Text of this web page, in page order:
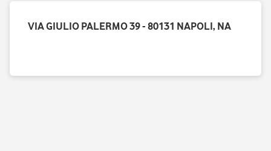
VIA GIULIO PALERMO 39 - 80131 NAPOLI, NA